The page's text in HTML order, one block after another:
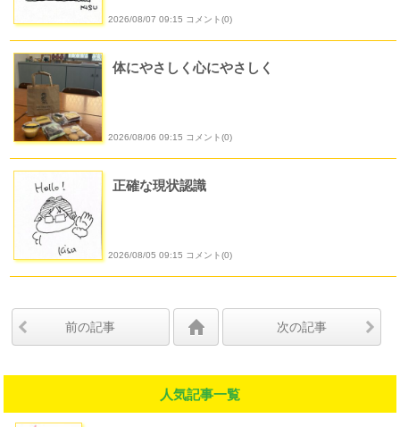
2026/08/07 09:15 コメント(0)
体にやさしく心にやさしく
2026/08/06 09:15 コメント(0)
正確な現状認識
2026/08/05 09:15 コメント(0)
前の記事 次の記事
人気記事一覧